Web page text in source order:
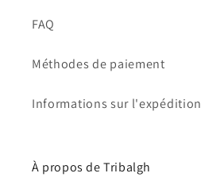
FAQ
Méthodes de paiement
Informations sur l'expédition
À propos de Tribalgh